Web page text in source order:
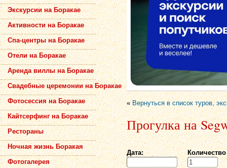
Экскурсии на Боракае
Активности на Боракае
Спа-центры на Боракае
Отели на Боракае
Аренда виллы на Боракае
Свадебные церемонии на Боракае
Фотосессия на Боракае
Кайтсерфинг на Боракае
Рестораны
Ночная жизнь Боракая
Фотогалерея
«Вернуться в список туров,
Прогулка на
Дата: